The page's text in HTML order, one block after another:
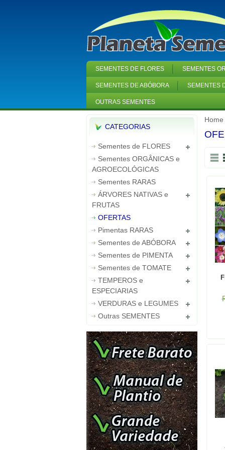
SEMENTES DE FLORES SEMENTES
SEMENTES DE ABÓBORA SEMENTES
OUTRAS SEMENTES
CATEGORIAS
Sementes de FLORES
Sementes ORGÂNICAS e
AGROECOLÓGICAS
Sementes RARAS
ÁRVORES NATIVAS e
FRUTAS
OFERTAS
Pimentas RARAS
Sementes de ABÓBORA
Sementes de PIMENTA
Sementes de TOMATE
TEMPEROS e
ESPECIARIAS
VERDURAS e LEGUMES
Outras SEMENTES
Home